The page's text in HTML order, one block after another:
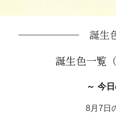
誕生
誕生色一覧
～ 今
8月7日